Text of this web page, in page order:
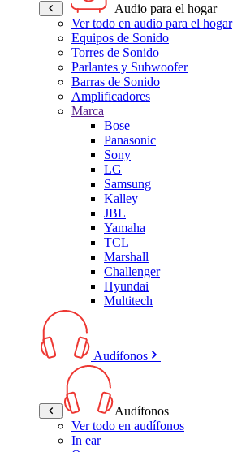
Audio para el hogar
Ver todo en audio para el hogar
Equipos de Sonido
Torres de Sonido
Parlantes y Subwoofer
Barras de Sonido
Amplificadores
Marca
Bose
Panasonic
Sony
LG
Samsung
Kalley
JBL
Yamaha
TCL
Marshall
Challenger
Hyundai
Multitech
Audífonos
Audífonos
Ver todo en audífonos
In ear